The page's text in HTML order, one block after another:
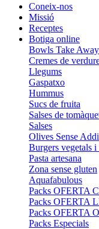
Coneix-nos
Missió
Receptes
Botiga online
Bowls Take Away
Cremes de
Llegums
Gaspatxo
Hummus
Sucs de fruita
Salses de
Salses
Olives Sense
Burgers vegetals i
Pasta artesana
Zona sense gluten
Aquafabulous
Packs OFERTA
Packs OFERTA
Packs OFERTA
Packs Especials